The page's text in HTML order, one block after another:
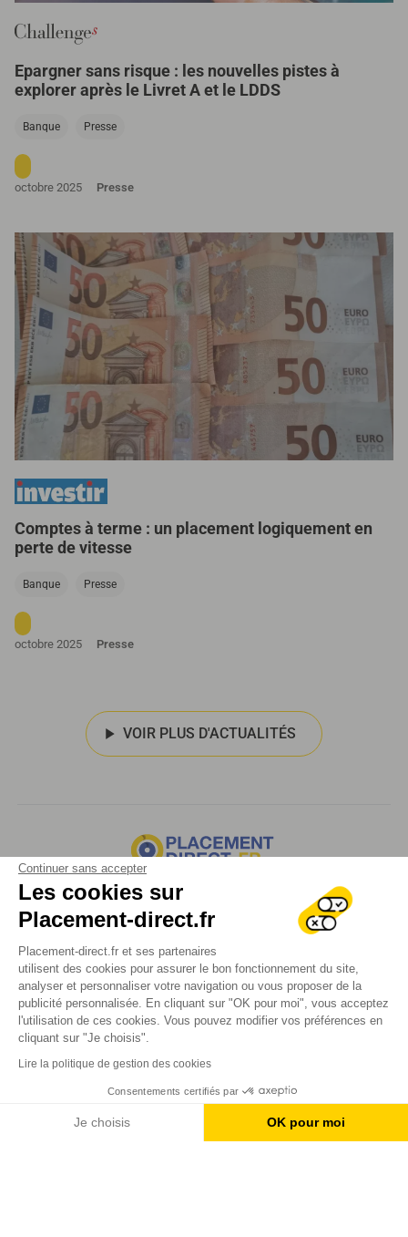
Continuer sans accepter
Les cookies sur
Placement-direct.fr
Placement-direct.fr et ses partenaires
utilisent des cookies pour assurer le bon fonctionnement du site,
analyser et personnaliser votre navigation ou vous proposer de la
publicité personnalisée. En cliquant sur "OK pour moi", vous acceptez
l'utilisation de ces cookies. Vous pouvez modifier vos préférences en
cliquant sur "Je choisis".
Lire la politique de gestion des cookies
Consentements certifiés par
Je choisis OK pour moi
Epargner sans risque : les nouvelles pistes à
explorer après le Livret A et le LDDS
Banque Presse
octobre 2025 Presse
Comptes à terme : un placement logiquement en
perte de vitesse
Banque Presse
octobre 2025 Presse
VOIR PLUS D'ACTUALITÉS
Retraite
Super Livret
Compte à terme
SCPI
Guides de l’épargne
À propos de nous
Foire aux questions